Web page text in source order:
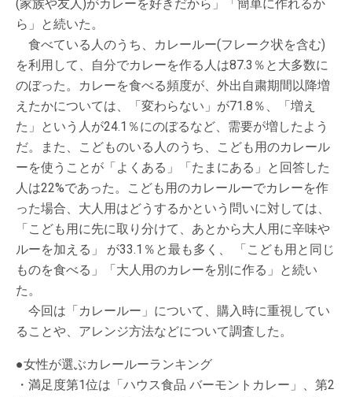
(家族や友人)がカレーを好きだから」「簡単に作れるか
ら」と続いた。
食べている人のうち、カレールー(フレーク状を含む)
を利用して、自分でカレーを作る人は87.3％と大多数に
のぼった。カレーを食べる頻度が、外出自粛期間以降増
えたかについては、「変わらない」が71.8％、「増え
た」という人が24.1％にのぼるなど、需要が増したよう
だ。また、こどものいる人のうち、こども用のカレール
ーを使うことが「よくある」「たまにある」と回答した
人は22%であった。こども用のカレールーでカレーを作
った場合、大人用はどうするかという問いに対しては、
「こども用に先に取り分けて、あとから大人用に辛味や
ルーを加える」 が33.1％と最も多く、 「こども用と同じ
ものを食べる」「大人用のカレーを別に作る」と続い
た。
今回は「カレールー」について、購入時に重視してい
ることや、アレンジ方法などについて調査した。
●女性が選ぶカレールーランキング
・満足度第1位は「ハウス食品 バーモントカレー」、第2